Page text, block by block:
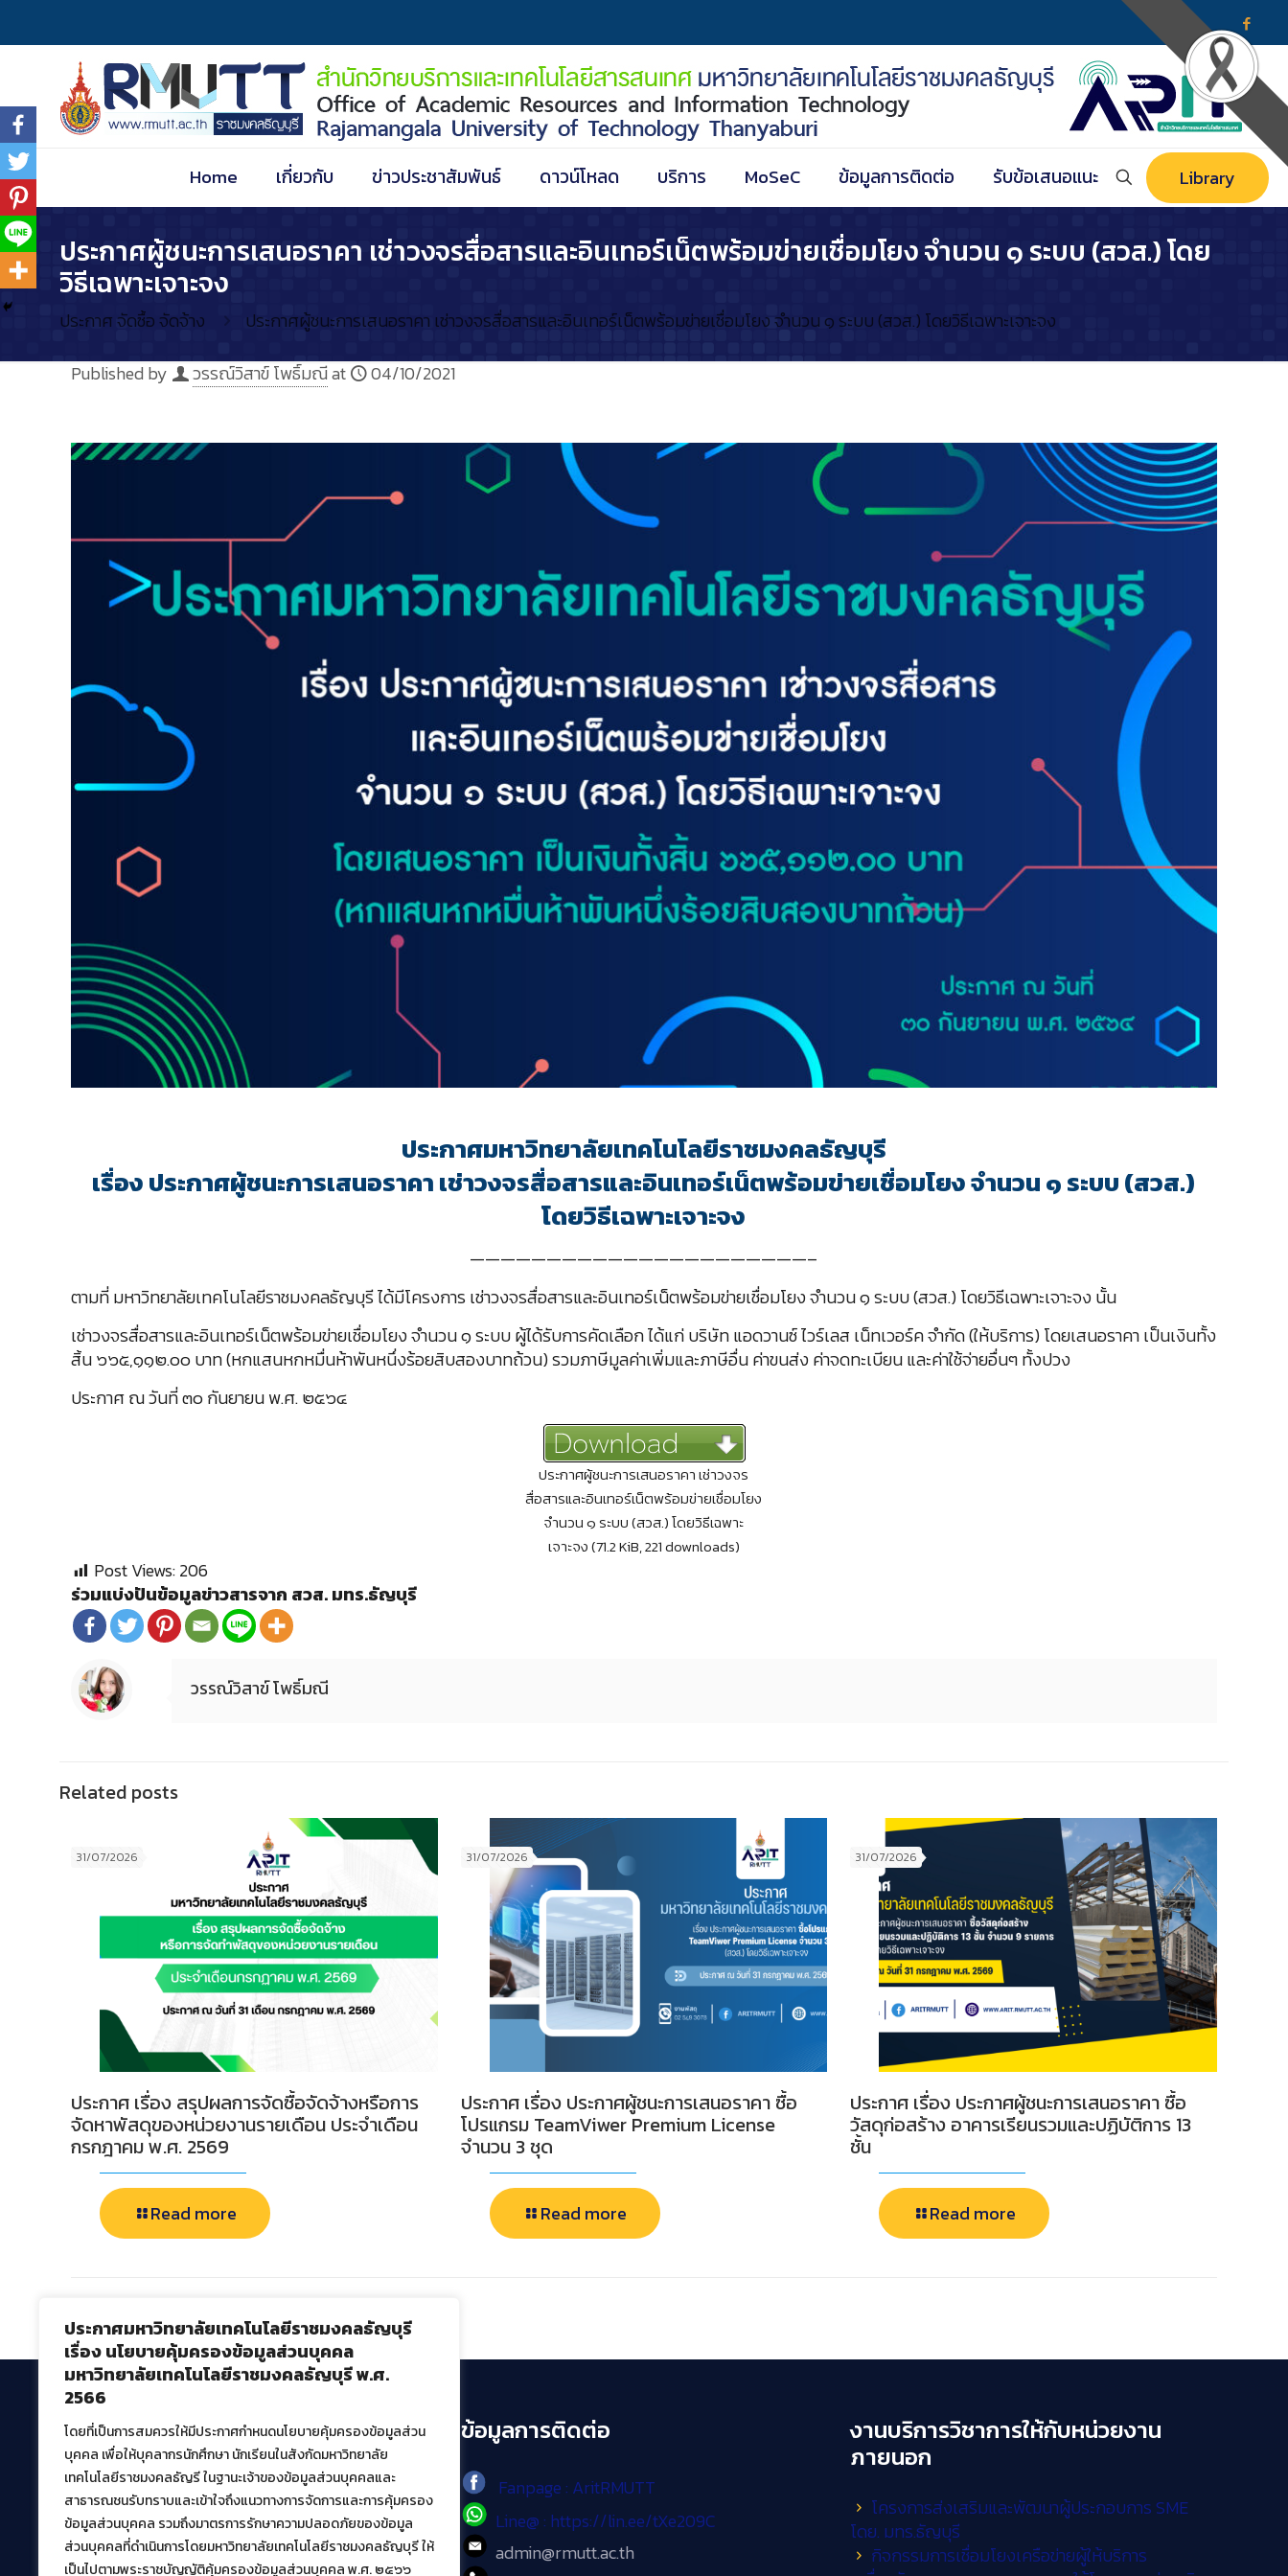
ประกาศมหาวิทยาลัยเทคโนโลยีราชมงคลธัญบุรี
เรื่อง นโยบายคุ้มครองข้อมูลส่วนบุคคล
มหาวิทยาลัยเทคโนโลยีราชมงคลธัญบุรี พ.ศ.
2566
โดยที่เป็นการสมควรให้มีประกาศกำหนดนโยบายคุ้มครองข้อมูลส่วน
บุคคล เพื่อให้บุคลากรนักศึกษา นักเรียนในสังกัดมหาวิทยาลัย
เทคโนโลยีราชมงคลธัญรี ในฐานะเจ้าของข้อมูลส่วนบุคคลและ
สาธารณชนรับทราบและเข้าใจถึงแนวทางการจัดการและการคุ้มครอง
ข้อมูลส่วนบุคคล รวมถึงมาตรการรักษาความปลอดภัยของข้อมูล
ส่วนบุคคลที่ดำเนินการโดยมหาวิทยาลัยเทคโนโลยีราชมงคลธัญบุรี ให้
เป็นไปตามพระราชบัญญัติคุ้มครองข้อมูลส่วนบุคคล พ.ศ. ๒๕๖๖
Home เกี่ยวกับ ข่าวประชาสัมพันธ์ ดาวน์โหลด บริการ MoSeC ข้อมูลการติดต่อ รับข้อเสนอแนะ Library
ประกาศผู้ชนะการเสนอราคา เช่าวงจรสื่อสารและอินเทอร์เน็ตพร้อมข่ายเชื่อมโยง จำนวน ๑ ระบบ (สวส.) โดย
วิธีเฉพาะเจาะจง
ประกาศ จัดซื้อ จัดจ้าง ประกาศผู้ชนะการเสนอราคา เช่าวงจรสื่อสารและอินเทอร์เน็ตพร้อมข่ายเชื่อมโยง จำนวน ๑ ระบบ (สวส.) โดยวิธีเฉพาะเจาะจง
Published by วรรณ์วิสาข์ โพธิ์มณีat 04/10/2021
ประกาศมหาวิทยาลัยเทคโนโลยีราชมงคลธัญบุรี
เรื่อง ประกาศผู้ชนะการเสนอราคา เช่าวงจรสื่อสารและอินเทอร์เน็ตพร้อมข่ายเชื่อมโยง จำนวน ๑ ระบบ (สวส.)
โดยวิธีเฉพาะเจาะจง
——————————————————————–
ตามที่ มหาวิทยาลัยเทคโนโลยีราชมงคลธัญบุรี ได้มีโครงการ เช่าวงจรสื่อสารและอินเทอร์เน็ตพร้อมข่ายเชื่อมโยง จำนวน ๑ ระบบ (สวส.) โดยวิธีเฉพาะเจาะจง นั้น
เช่าวงจรสื่อสารและอินเทอร์เน็ตพร้อมข่ายเชื่อมโยง จำนวน ๑ ระบบ ผู้ได้รับการคัดเลือก ได้แก่ บริษัท แอดวานซ์ ไวร์เลส เน็ทเวอร์ค จำกัด (ให้บริการ) โดยเสนอราคา เป็นเงินทั้ง
สิ้น ๖๖๕,๑๑๒.๐๐ บาท (หกแสนหกหมื่นห้าพันหนึ่งร้อยสิบสองบาทถ้วน) รวมภาษีมูลค่าเพิ่มและภาษีอื่น ค่าขนส่ง ค่าจดทะเบียน และค่าใช้จ่ายอื่นๆ ทั้งปวง
ประกาศ ณ วันที่ ๓๐ กันยายน พ.ศ. ๒๕๖๔
ประกาศผู้ชนะการเสนอราคา เช่าวงจร
สื่อสารและอินเทอร์เน็ตพร้อมข่ายเชื่อมโยง
จำนวน ๑ ระบบ (สวส.) โดยวิธีเฉพาะ
เจาะจง (71.2 KiB, 221 downloads)
Post Views:206
ร่วมแบ่งปันข้อมูลข่าวสารจาก สวส. มทร.ธัญบุรี
วรรณ์วิสาข์ โพธิ์มณี
Related posts
31/07/2026
ประกาศ เรื่อง สรุปผลการจัดซื้อจัดจ้างหรือการ
จัดหาพัสดุของหน่วยงานรายเดือน ประจำเดือน
กรกฎาคม พ.ศ. 2569
Read more
31/07/2026
ประกาศ เรื่อง ประกาศผู้ชนะการเสนอราคา ซื้อ
โปรแกรม TeamViwer Premium License
จำนวน 3 ชุด
Read more
31/07/2026
ประกาศ เรื่อง ประกาศผู้ชนะการเสนอราคา ซื้อ
วัสดุก่อสร้าง อาคารเรียนรวมและปฏิบัติการ 13
ชั้น
Read more
สำนักวิทยบริการและเทคโนโลยีสารสนเทศ
มหาวิทยาลัยเทคโนโลยีราชมงคลธัญบุรี
39 หมู่ที่ 1 ตำบลคลองหก อำเภอคลองหลวง จังหวัด
ปทุมธานี 12120
เผยแพร่ข้อมูลโดย.บุคลากร สวส.
ข้อมูลการติดต่อ
Fanpage : AritRMUTT
Line@ : https://lin.ee/tXe209C
admin@rmutt.ac.th
งานบริการวิชาการให้กับหน่วยงาน
ภายนอก
โครงการส่งเสริมและพัฒนาผู้ประกอบการ SME
โดย. มทร.ธัญบุรี
กิจกรรมการเชื่อมโยงเครือข่ายผู้ให้บริการ